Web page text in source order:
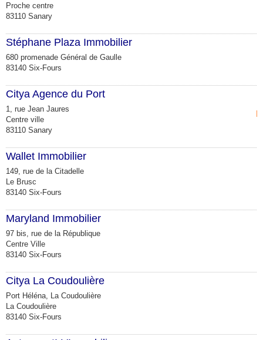
Proche centre
83110 Sanary
Stéphane Plaza Immobilier
680 promenade Général de Gaulle
83140 Six-Fours
Citya Agence du Port
1, rue Jean Jaures
Centre ville
83110 Sanary
Wallet Immobilier
149, rue de la Citadelle
Le Brusc
83140 Six-Fours
Maryland Immobilier
97 bis, rue de la République
Centre Ville
83140 Six-Fours
Citya La Coudoulière
Port Héléna, La Coudoulière
La Coudoulière
83140 Six-Fours